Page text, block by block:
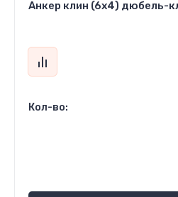
Анкер клин (6x4) дюбель-
Кол-во: